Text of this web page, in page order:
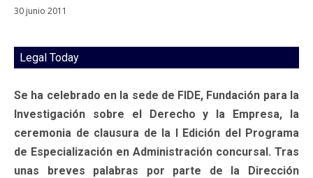
30 junio 2011
Legal Today
Se ha celebrado en la sede de FIDE, Fundación para la
Investigación sobre el Derecho y la Empresa, la
ceremonia de clausura de la I Edición del Programa
de Especialización en Administración concursal. Tras
unas breves palabras por parte de la Dirección